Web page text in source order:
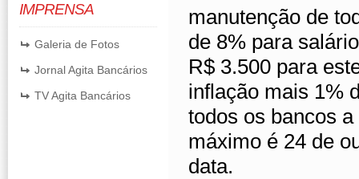
IMPRENSA
Galeria de Fotos
Jornal Agita Bancários
TV Agita Bancários
manutenção de
de 8% para
R$ 3.500 para
inflação mais 1%
todos os bancos
máximo é 24 de
data.